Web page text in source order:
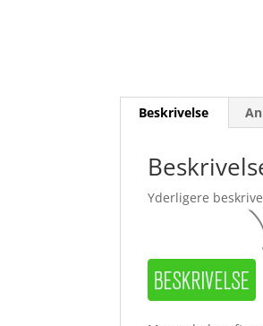
Beskrivelse
Yderligere